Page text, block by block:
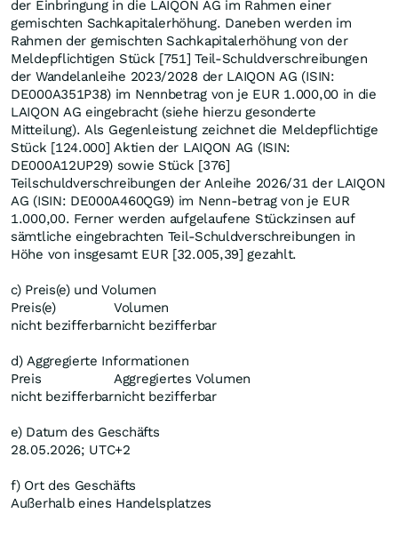
der Einbringung in die LAIQON AG im Rahmen einer
gemischten Sachkapitalerhöhung. Daneben werden im
Rahmen der gemischten Sachkapitalerhöhung von der
Meldepflichtigen Stück [751] Teil-Schuldverschreibungen
der Wandelanleihe 2023/2028 der LAIQON AG (ISIN:
DE000A351P38) im Nennbetrag von je EUR 1.000,00 in die
LAIQON AG eingebracht (siehe hierzu gesonderte
Mitteilung). Als Gegenleistung zeichnet die Meldepflichtige
Stück [124.000] Aktien der LAIQON AG (ISIN:
DE000A12UP29) sowie Stück [376]
Teilschuldverschreibungen der Anleihe 2026/31 der LAIQON
AG (ISIN: DE000A460QG9) im Nenn-betrag von je EUR
1.000,00. Ferner werden aufgelaufene Stückzinsen auf
sämtliche eingebrachten Teil-Schuldverschreibungen in
Höhe von insgesamt EUR [32.005,39] gezahlt.
c) Preis(e) und Volumen
Preis(e)
Volumen
nicht bezifferbarnicht bezifferbar
d) Aggregierte Informationen
Preis
Aggregiertes Volumen
nicht bezifferbarnicht bezifferbar
e) Datum des Geschäfts
28.05.2026; UTC+2
f) Ort des Geschäfts
Außerhalb eines Handelsplatzes